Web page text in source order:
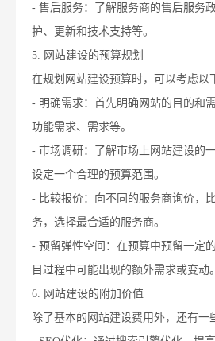
- 售后服务：了解服务商的售后服务
护、更新和技术支持等。
5. 网站建设的预算规划
在规划网站建设预算时，可以考虑以
- 明确需求：首先明确网站的目的和
功能需求、需求等。
- 市场调研：了解市场上网站建设的
设定一个合理的预算范围。
- 比较报价：向不同的服务商询价，
务，选择最合适的服务商。
- 预留弹性空间：在预算中预留一定
目过程中可能出现的额外需求或变动。
6. 网站建设的附加价值
除了基本的网站建设费用外，还有一